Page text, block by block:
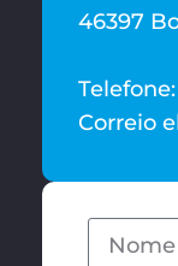
46397
Correio